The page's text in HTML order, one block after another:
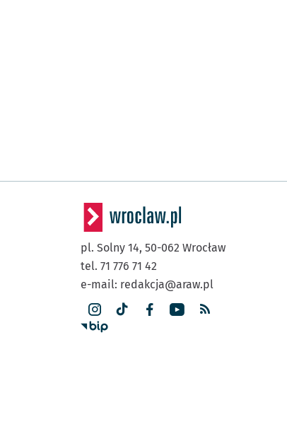
pl. Solny 14, 50-062 Wrocław
tel. 71 776 71 42
e-mail: redakcja@araw.pl